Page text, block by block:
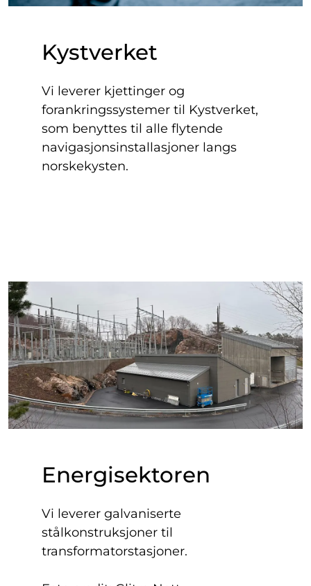
Kystverket
Vi leverer kjettinger og
forankringssystemer til Kystverket,
som benyttes til alle flytende
navigasjonsinstallasjoner langs
norskekysten.
Energisektoren
Vi leverer galvaniserte
stålkonstruksjoner til
transformatorstasjoner.